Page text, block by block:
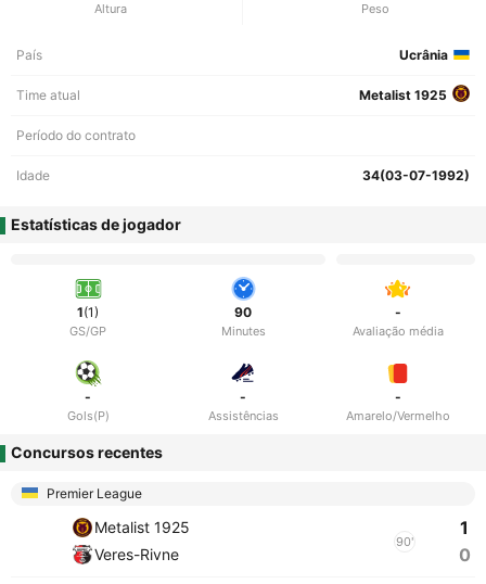
Altura Peso
País Ucrânia
Time atual Metalist 1925
Período do contrato
Idade 34(03-07-1992)
Estatísticas de jogador
1(1)
GS/GP
90
Minutes
-
Avaliação média
-
Gols(P)
-
Assistências
-
Amarelo/Vermelho
Concursos recentes
Premier League
Metalist 1925
Veres-Rivne
90'
1
0